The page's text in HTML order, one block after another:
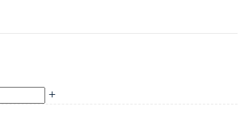
+